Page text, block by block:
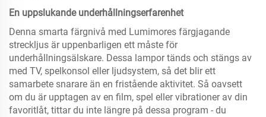
En uppslukande underhållningserfarenhet
Denna smarta färgnivå med Lumimores färgjagande
streckljus är uppenbarligen ett måste för
underhållningsälskare. Dessa lampor tänds och stängs av
med TV, spelkonsol eller ljudsystem, så det blir ett
samarbete snarare än en fristående aktivitet. Så oavsett
om du är upptagen av en film, spel eller vibrationer av din
favoritlåt, tittar du inte längre på dessa program - du